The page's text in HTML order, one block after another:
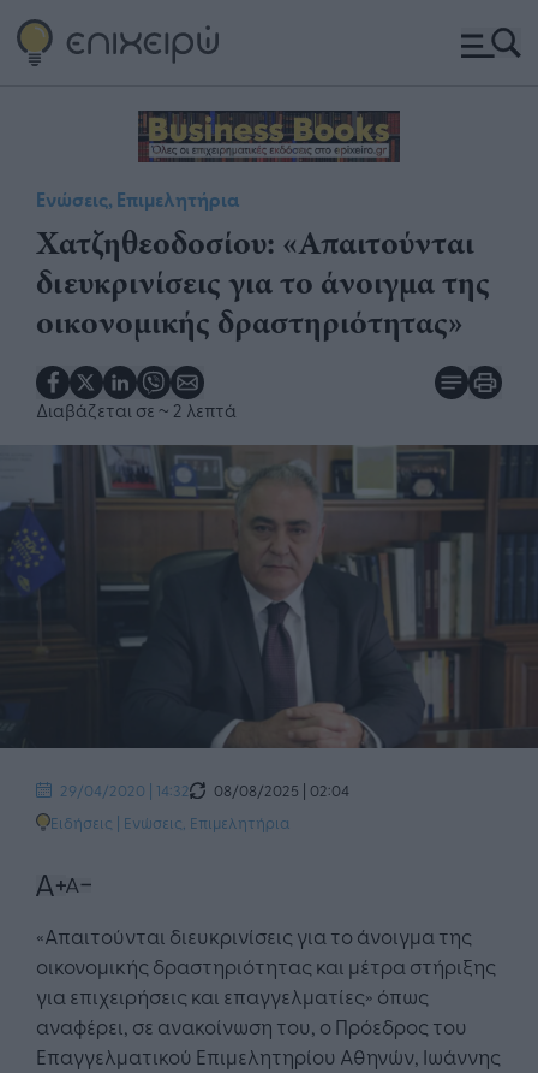
Ενώσεις, Επιμελητήρια
Χατζηθεοδοσίου: «Απαιτούνται
διευκρινίσεις για το άνοιγμα της
οικονομικής δραστηριότητας»
Διαβάζεται σε ~ 2 λεπτά
29/04/2020 | 14:32
08/08/2025 | 02:04
Ειδήσεις | Ενώσεις, Επιμελητήρια
«Απαιτούνται διευκρινίσεις για το άνοιγμα της
οικονομικής δραστηριότητας και μέτρα στήριξης
για επιχειρήσεις και επαγγελματίες» όπως
αναφέρει, σε ανακοίνωση του, ο Πρόεδρος του
Επαγγελματικού Επιμελητηρίου Αθηνών, Ιωάννης